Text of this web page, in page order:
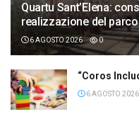
Quartu Sant’Elena:
realizzazione del
6 AGOSTO 2026 0
“Coros
6 AGOSTO 2026